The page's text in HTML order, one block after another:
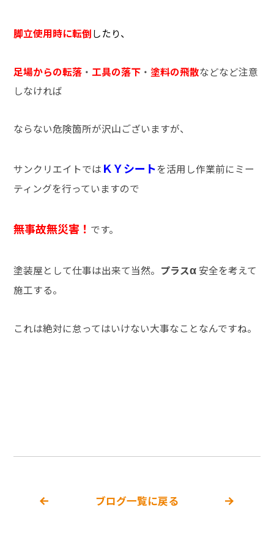
脚立使用時に転倒したり、
足場からの転落 ・工具の落下 ・塗料の飛散などなど注意
しなければ
ならない危険箇所が沢山ございますが、
サンクリエイトでは ＫＹシートを活用し作業前にミー
ティングを行っていますので
無事故無災害！ です。
塗装屋として仕事は出来て当然。 プラスα 安全を考えて
施工する。
これは絶対に怠ってはいけない大事なことなんですね。
ブログ一覧に戻る